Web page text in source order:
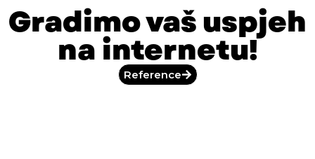
Gradimo vaš uspjeh
na internetu!
Reference